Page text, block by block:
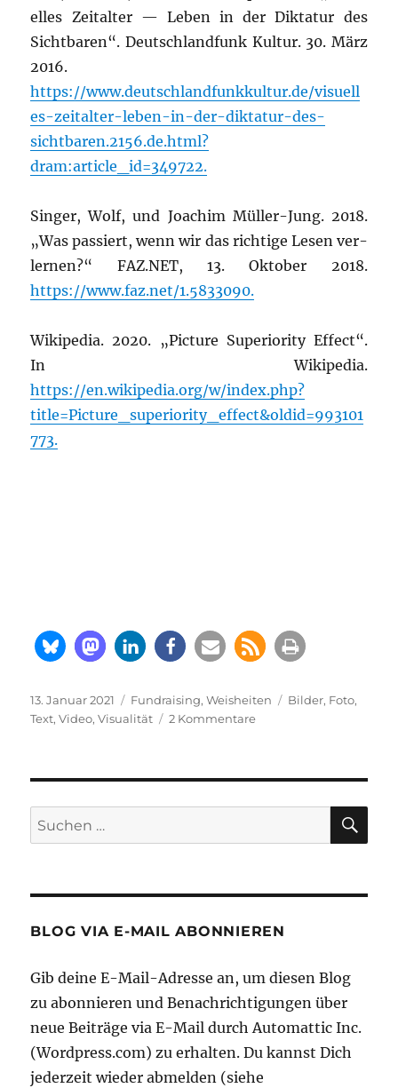
el­les Zeit­al­ter — Leben in der Dik­ta­tur des
Sicht­ba­ren“. Deutsch­land­funk Kul­tur. 30. März
2016.
https://www.deutschlandfunkkultur.de/visuell
es-zeitalter-leben-in-der-diktatur-des-
sichtbaren.2156.de.html?
dram:article_id=349722.
Sin­ger, Wolf, und Joa­chim Mül­ler-Jung. 2018.
„Was pas­siert, wenn wir das rich­ti­ge Lesen ver­
ler­nen?“ FAZ.NET, 13. Okto­ber 2018.
https://www.faz.net/1.5833090.
Wiki­pe­dia. 2020. „Pic­tu­re Supe­rio­ri­ty Effect“.
In Wiki­pe­dia.
https://en.wikipedia.org/w/index.php?
title=Picture_superiority_effect&oldid=993101
773.
Veröffentlicht
am
13. Januar 2021 Kategorien
Fundraising,Weisheiten Schlagwörter
Bilder, Foto,
Text,Video,Visualität 2 Kommentarezu
als
Worte.”
Suche
nach:
BLOG VIA E-MAIL ABONNIEREN
Gib deine E-Mail-Adresse an, um diesen Blog
zu abonnieren und Benachrichtigungen über
neue Beiträge via E-Mail durch Automattic Inc.
(Wordpress.com) zu erhalten. Du kannst Dich
jederzeit wieder abmelden (siehe